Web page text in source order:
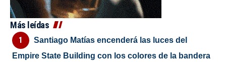
Más leídas
Santiago Matías encenderá las luces del
Empire State Building con los colores de la bandera